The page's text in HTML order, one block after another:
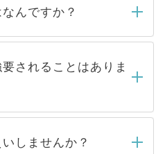
その後メールもしくは
日以内にはご連絡をせて
しばらくお待ちくださ
んですか？
で取り扱っている求人の
サイトからご覧いただ
」です。非公開求人は
、一般には公開してい
ため 人気のある医療機
されることはありま
ることは一切ありませ
先から内定をいただい
しませんか？